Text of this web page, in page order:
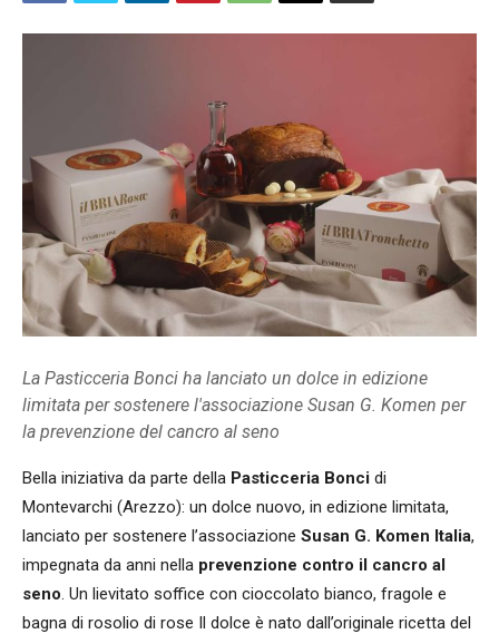
La Pasticceria Bonci ha lanciato un dolce in edizione
limitata per sostenere l'associazione Susan G. Komen per
la prevenzione del cancro al seno
Bella iniziativa da parte della Pasticceria Bonci di
Montevarchi (Arezzo): un dolce nuovo, in edizione limitata,
lanciato per sostenere l’associazione Susan G. Komen Italia,
impegnata da anni nella prevenzione contro il cancro al
seno. Un lievitato soffice con cioccolato bianco, fragole e
bagna di rosolio di rose Il dolce è nato dall’originale ricetta del